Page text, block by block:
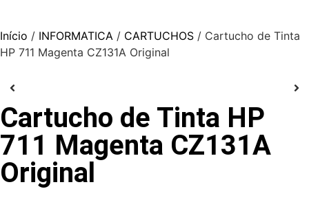
Início / INFORMATICA / CARTUCHOS / Cartucho de Tinta
HP 711 Magenta CZ131A Original
Cartucho de Tinta HP
711 Magenta CZ131A
Original